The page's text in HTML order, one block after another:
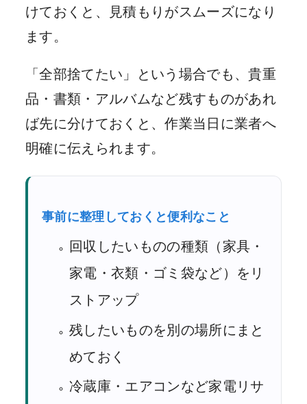
けておくと、見積もりがスムーズになり
ます。
「全部捨てたい」という場合でも、貴重
品・書類・アルバムなど残すものがあれ
ば先に分けておくと、作業当日に業者へ
明確に伝えられます。
事前に整理しておくと便利なこと
回収したいものの種類（家具・
家電・衣類・ゴミ袋など）をリ
ストアップ
残したいものを別の場所にまと
めておく
冷蔵庫・エアコンなど家電リサ